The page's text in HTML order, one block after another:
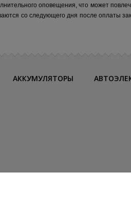
оповещения, что может
со следующего дня после оплаты
АККУМУЛЯТОРЫ